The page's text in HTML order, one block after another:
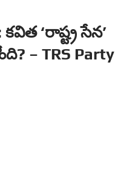
‘రాష్ట్ర సేన’
– TRS Party